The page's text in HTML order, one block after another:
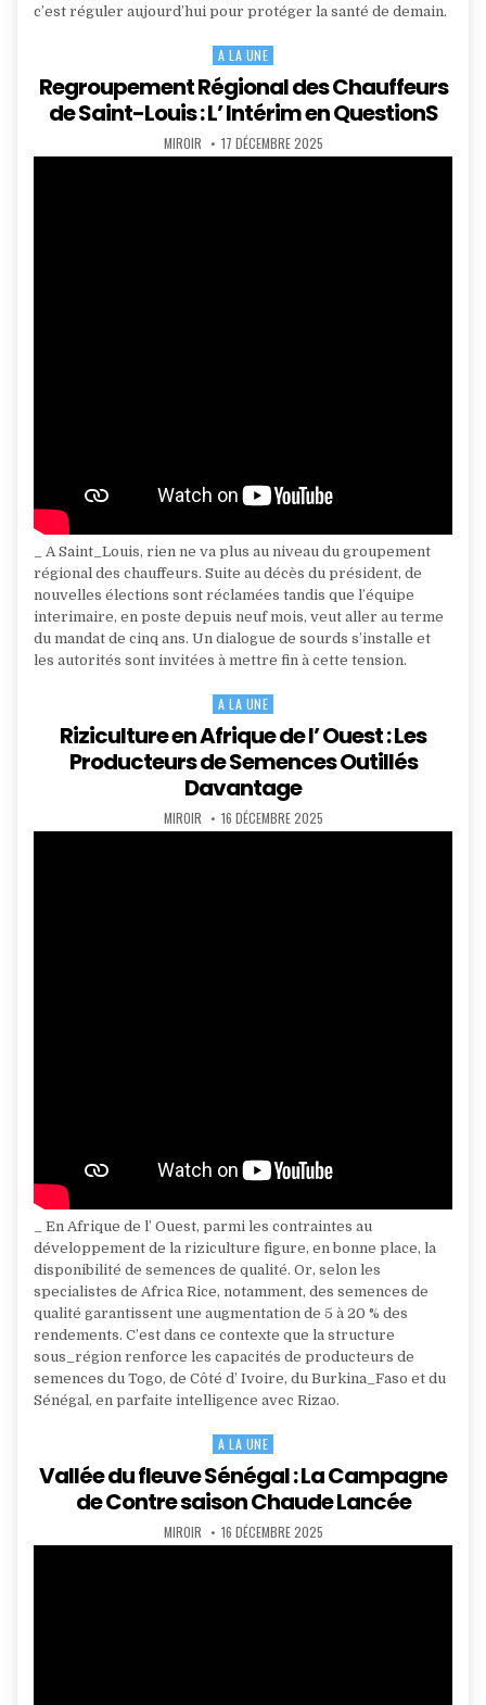
c’est réguler aujourd’hui pour protéger la santé de demain.
Posted
in
A LA UNE
Regroupement Régional des Chauffeurs
de Saint-Louis : L’ Intérim en QuestionS
AUTHOR:
MIROIR PUBLISHED
DATE:
17 DÉCEMBRE 2025
_ A Saint_Louis, rien ne va plus au niveau du groupement
régional des chauffeurs. Suite au décès du président, de
nouvelles élections sont réclamées tandis que l’équipe
interimaire, en poste depuis neuf mois, veut aller au terme
du mandat de cinq ans. Un dialogue de sourds s’installe et
les autorités sont invitées à mettre fin à cette tension.
Posted
in
A LA UNE
Riziculture en Afrique de l’ Ouest : Les
Producteurs de Semences Outillés
Davantage
AUTHOR:
MIROIR PUBLISHED
DATE:
16 DÉCEMBRE 2025
_ En Afrique de l’ Ouest, parmi les contraintes au
développement de la riziculture figure, en bonne place, la
disponibilité de semences de qualité. Or, selon les
specialistes de Africa Rice, notamment, des semences de
qualité garantissent une augmentation de 5 à 20 % des
rendements. C’est dans ce contexte que la structure
sous_région renforce les capacités de producteurs de
semences du Togo, de Côté d’ Ivoire, du Burkina_Faso et du
Sénégal, en parfaite intelligence avec Rizao.
Posted
in
A LA UNE
Vallée du fleuve Sénégal : La Campagne
de Contre saison Chaude Lancée
AUTHOR:
MIROIR PUBLISHED
DATE:
16 DÉCEMBRE 2025